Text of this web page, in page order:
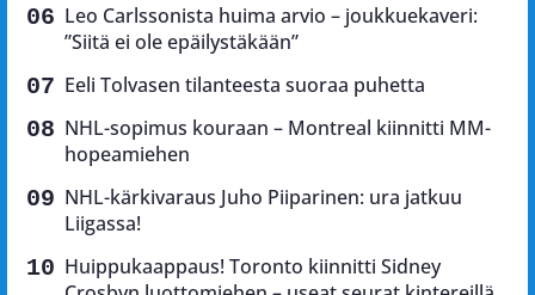
Leo Carlssonista huima arvio – joukkuekaveri:
”Siitä ei ole epäilystäkään”
Eeli Tolvasen tilanteesta suoraa puhetta
NHL-sopimus kouraan – Montreal kiinnitti MM-
hopeamiehen
NHL-kärkivaraus Juho Piiparinen: ura jatkuu
Liigassa!
Huippukaappaus! Toronto kiinnitti Sidney